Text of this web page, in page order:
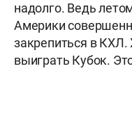
надолго. Ведь
Америки
закрепиться в
выиграть Кубок.